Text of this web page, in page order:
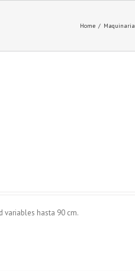
Home / Maquinaria
variables hasta 90 cm.